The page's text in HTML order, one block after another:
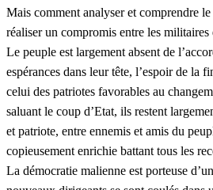
Mais comment analyser et comprendre
réaliser un compromis entre les
Le peuple est largement absent de
espérances dans leur tête, l’espoir de la
celui des patriotes favorables au
saluant le coup d’Etat, ils restent
et patriote, entre ennemis et amis du
copieusement enrichie battant tous les
La démocratie malienne est porteuse